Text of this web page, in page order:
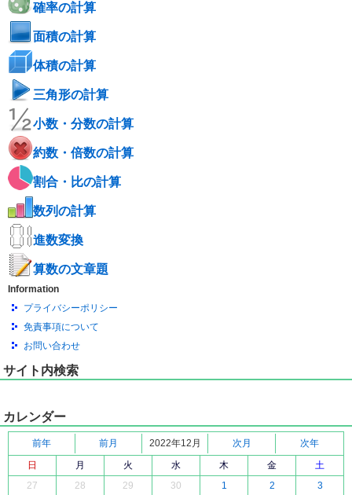
確率の計算
面積の計算
体積の計算
三角形の計算
小数・分数の計算
約数・倍数の計算
割合・比の計算
数列の計算
進数変換
算数の文章題
Information
プライバシーポリシー
免責事項について
お問い合わせ
サイト内検索
カレンダー
前年 前月 2022年12月 次月
次年
日
月 火 水 木 金
土
27
28 29 30 1 2 3